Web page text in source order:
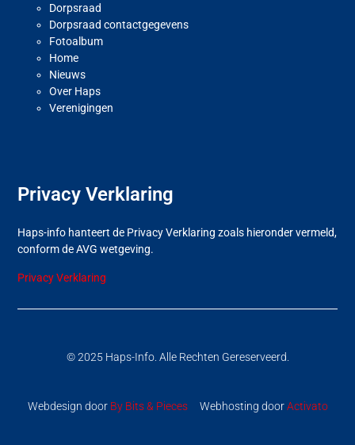
Dorpsraad
Dorpsraad contactgegevens
Fotoalbum
Home
Nieuws
Over Haps
Verenigingen
Privacy Verklaring
Haps-info hanteert de Privacy Verklaring zoals hieronder vermeld,
conform de AVG wetgeving.
Privacy Verklaring
© 2025 Haps-Info. Alle Rechten Gereserveerd.
Webdesign door By Bits & PiecesWebhosting doorActivato